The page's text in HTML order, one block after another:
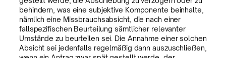
behindern, was eine subjektive Komponente beinhalte,
nämlich eine Missbrauchsabsicht, die nach einer
fallspezifischen Beurteilung sämtlicher relevanter
Umstände zu beurteilen sei. Die Annahme einer solchen
Absicht sei jedenfalls regelmäßig dann auszuschließen,